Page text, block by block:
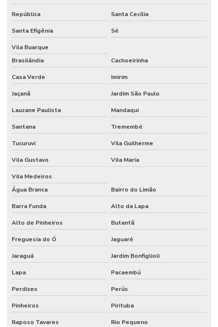
EVENTOS
ESPORTIVOS
SEGURANÇA
PARA
EVENTOS DE
GRANDES
DIMENSÕES
SEGURANÇA
EVENTOS
PARA FEIRAS E
PARA
EM SP
SEGURANÇA
PARTICULAR
ARMADO
SEGURANÇA
PATRIMONIAL
SEGURANÇA
PATRIMONIAL
CONDOMINIOS
SEGURANÇA
PATRIMONIAL
E
EMPRESARIAL
República Santa Cecília
Santa Efigênia Sé
Vila Buarque
Brasilândia
Cachoeirinha
Casa Verde Imirim
Jaçanã Jardim São Paulo
Lauzane Paulista Mandaqui
Santana Tremembé
Tucuruvi Vila Guilherme
Vila Gustavo Vila Maria
Vila Medeiros
Água Branca
Bairro do Limão
Barra Funda Alto da Lapa
Alto de Pinheiros Butantã
Freguesia do Ó Jaguaré
Jaraguá Jardim Bonfiglioli
Lapa Pacaembú
Perdizes Perús
Pinheiros Pirituba
Raposo Tavares Rio Pequeno